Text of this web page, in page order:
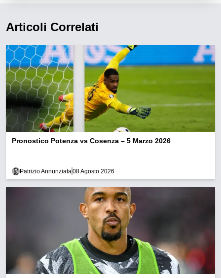
Articoli Correlati
Pronostico Potenza vs Cosenza – 5 Marzo 2026
Patrizio Annunziata 08 Agosto 2026